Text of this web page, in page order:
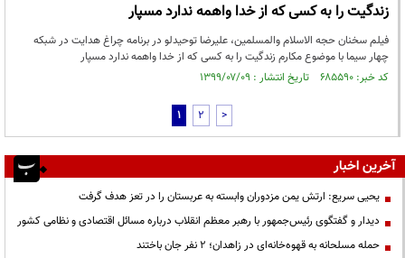
زندگیت را به کسی که از خدا واهمه ندارد مسپار
فیلم سخنان حجه الاسلام والمسلمین، علیرضا توحیدلو در برنامه چراغ هدایت در شبکه
چهار سیما با موضوع مکارم زندگیت را به کسی که از خدا واهمه ندارد مسپار
کد خبر: ۶۸۵۵۹۰ تاریخ انتشار : ۱۳۹۹/۰۷/۰۹
1 2 >
آخرین اخبار
یحیی سریع: ارتش یمن مزدوران وابسته به عربستان را در تعز هدف گرفت
دیدار و گفتگوی رئیس‌جمهور با رهبر معظم انقلاب درباره مسائل اقتصادی و نظامی کشور
حمله مسلحانه به قهوه‌خانه‌ای در زاهدان؛ ۲ نفر جان باختند